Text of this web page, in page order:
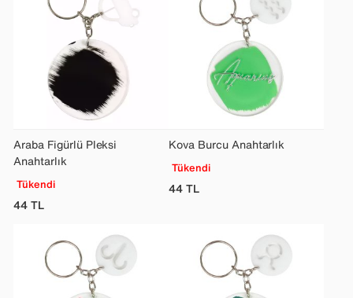
Araba Figürlü Pleksi
Anahtarlık
Tükendi
44TL
Kova Burcu Anahtarlık
Tükendi
44TL